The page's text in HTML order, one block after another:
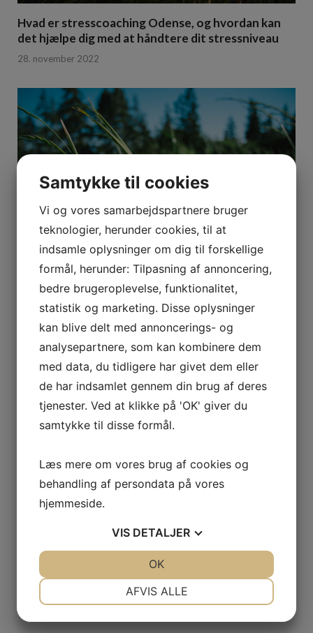
Hvad er stresscoaching Odense, og hvordan kan
det hjælpe dig med at håndtere dit stressniveau
28. november 2022
Bedemand med nærvær
13. oktober 2022
EU kvalifikationsbevis
Samtykke til cookies
Vi og vores samarbejdspartnere bruger
teknologier, herunder cookies, til at
indsamle oplysninger om dig til forskellige
formål, herunder: Tilpasning af annoncering,
bedre brugeroplevelse, funktionalitet,
statistik og marketing. Disse oplysninger
kan blive delt med annoncerings- og
analysepartnere, som kan kombinere dem
med data, du tidligere har givet dem eller
de har indsamlet gennem din brug af deres
tjenester. Ved at klikke på 'OK' giver du
samtykke til disse formål.
Læs mere om vores brug af cookies og
behandling af persondata på vores
hjemmeside.
VIS DETALJER
AFVIS ALLE
OK